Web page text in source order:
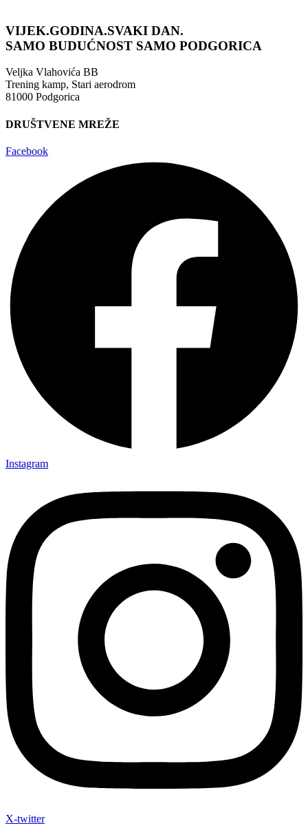
VIJEK.GODINA.SVAKI DAN.
SAMO BUDUĆNOST SAMO PODGORICA
Veljka Vlahovića BB
Trening kamp, Stari aerodrom
81000 Podgorica
DRUŠTVENE MREŽE
Facebook
Instagram
X-twitter